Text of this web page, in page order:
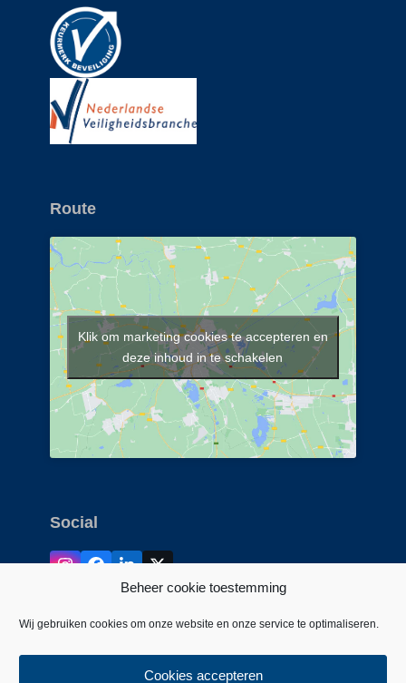
Beheer cookie toestemming
Wij gebruiken cookies om onze website en onze service te optimaliseren.
Cookies accepteren
Route
Klik om marketing cookies te accepteren en
deze inhoud in te schakelen
Social
(deprecated)